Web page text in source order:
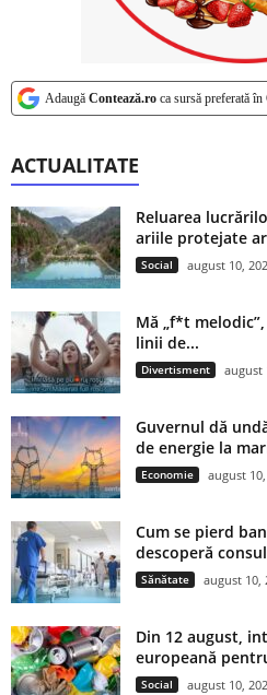
Adaugă Contează.ro ca sursă preferată
ACTUALITATE
Reluarea
ariile protejate
Social august 10,
Mă „f*t
linii de...
Divertisment august
Guvernul dă
de energie la
Economie august
Cum se pierd
descoperă
Sănătate august 10,
Din 12 august,
europeană
Social august 10,